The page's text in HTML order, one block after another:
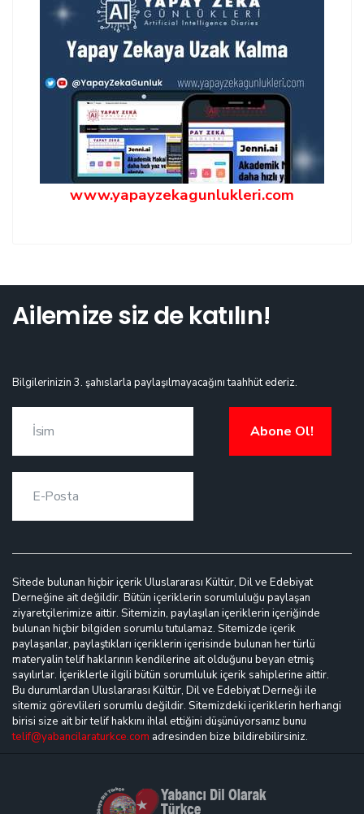
www.yapayzekagunlukleri.com
Ailemize siz de katılın!
Bilgilerinizin 3. şahıslarla paylaşılmayacağını taahhüt ederiz.
Abone Ol!
Sitede bulunan hiçbir içerik Uluslararası Kültür, Dil ve Edebiyat
Derneğine ait değildir. Bütün içeriklerin sorumluluğu paylaşan
ziyaretçilerimize aittir. Sitemizin, paylaşılan içeriklerin içeriğinde
bulunan hiçbir bilgiden sorumlu tutulamaz. Sitemizde içerik
paylaşanlar, paylaştıkları içeriklerin içerisinde bulunan her türlü
materyalin telif haklarının kendilerine ait olduğunu beyan etmiş
sayılırlar. İçeriklerle ilgili bütün sorumluluk içerik sahiplerine aittir.
Bu durumlardan Uluslararası Kültür, Dil ve Edebiyat Derneği ile
sitemiz görevlileri sorumlu değildir. Sitemizdeki içeriklerin herhangi
birisi size ait bir telif hakkını ihlal ettiğini düşünüyorsanız bunu
telif@yabancilaraturkce.com adresinden bize bildirebilirsiniz.